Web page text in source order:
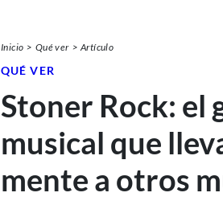
Inicio Qué ver Artículo
QUÉ VER
Stoner Rock: el
musical que
mente a otros